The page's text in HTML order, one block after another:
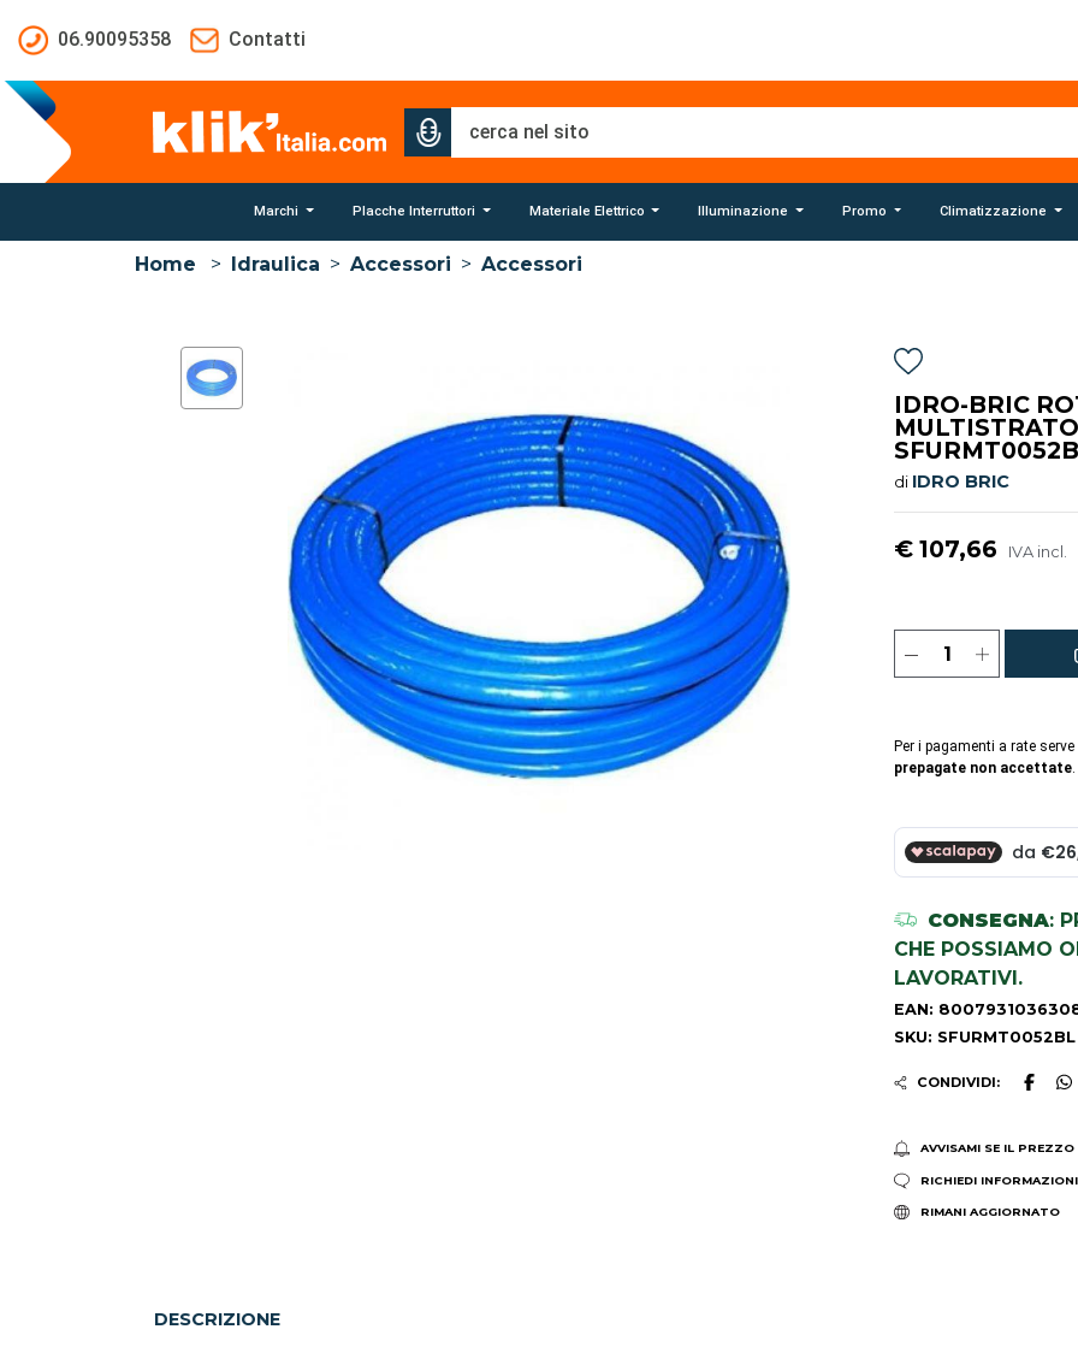
06.90095358
Contatti
Marchi Placche Interruttori Materiale Elettrico Illuminazione Promo Climatizzazione
Home > Idraulica > Accessori > Accessori
IDRO-BRIC
di IDRO BRIC
€ 107,66 IVA incl.
Per i pagamenti a rate serve
prepagate non accettate.
CONSEGNA:
CHE POSSIAMO
LAVORATIVI.
EAN:
SKU: SFURMT0052BL
CONDIVIDI:
AVVISAMI SE IL PREZZO
RICHIEDI INFORMAZIONI
RIMANI AGGIORNATO
DESCRIZIONE